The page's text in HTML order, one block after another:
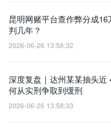
昆明网赌平台查作弊分成
判几年？
2026-06-26 13:58:32
深度复盘｜达州某某抽头
何从实刑争取到缓刑
2026-06-26 13:58:33